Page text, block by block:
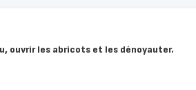
ouvrir les abricots et les dénoyauter.